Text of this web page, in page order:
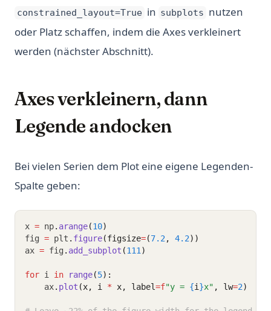
constrained_layout=True in subplots nutzen
oder Platz schaffen, indem die Axes verkleinert
werden (nächster Abschnitt).
Axes verkleinern, dann
Legende andocken
Bei vielen Serien dem Plot eine eigene Legenden-
Spalte geben:
x = np. arange(10)
fig = plt . figure(figsize=(7.2, 4.2))
ax = fig . add_subplot (111)
for i in range(5):
    ax
. plot (x, i * x, label=f"y = {i}x" , lw=2)